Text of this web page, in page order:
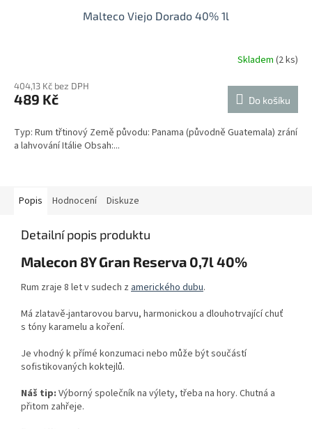
Malteco Viejo Dorado 40% 1l
Skladem (2 ks)
404,13 Kč bez DPH
489 Kč Do košíku
Typ: Rum třtinový Země původu: Panama (původně Guatemala) zrání
a lahvování Itálie Obsah:...
Popis Hodnocení Diskuze
Detailní popis produktu
Malecon 8Y Gran Reserva 0,7l 40%
Rum zraje 8 let v sudech z amerického dubu.
Má zlatavě-jantarovou barvu, harmonickou a dlouhotrvající chuť
s tóny karamelu a koření.
Je vhodný k přímé konzumaci nebo může být součástí
sofistikovaných koktejlů.
Náš tip: Výborný společník na výlety, třeba na hory. Chutná a
přitom zahřeje.